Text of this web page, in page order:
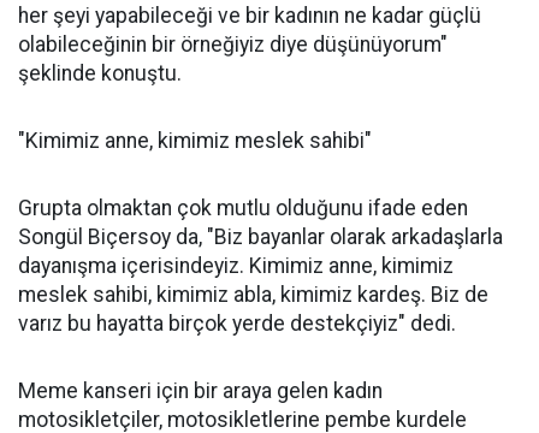
her şeyi yapabileceği ve bir kadının ne kadar güçlü
olabileceğinin bir örneğiyiz diye düşünüyorum"
şeklinde konuştu.
"Kimimiz anne, kimimiz meslek sahibi"
Grupta olmaktan çok mutlu olduğunu ifade eden
Songül Biçersoy da, "Biz bayanlar olarak arkadaşlarla
dayanışma içerisindeyiz. Kimimiz anne, kimimiz
meslek sahibi, kimimiz abla, kimimiz kardeş. Biz de
varız bu hayatta birçok yerde destekçiyiz" dedi.
Meme kanseri için bir araya gelen kadın
motosikletçiler, motosikletlerine pembe kurdele